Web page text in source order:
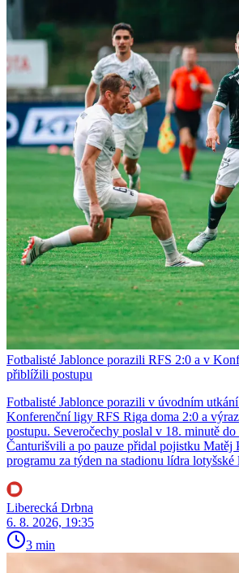
Fotbalisté Jablonce porazili RFS 2:0 a v
přiblížili postupu
Fotbalisté Jablonce porazili v úvodním
Konferenční ligy RFS Riga doma 2:0 a
postupu. Severočechy poslal v 18. minutě
Čanturišvili a po pauze přidal pojistku Matěj
programu za týden na stadionu lídra lotyšské
Liberecká Drbna
6. 8. 2026, 19:35
3 min